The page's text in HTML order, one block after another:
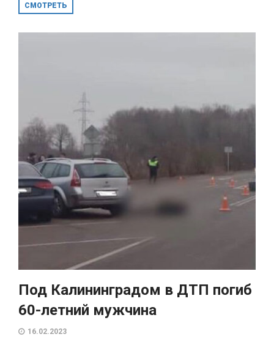
СМОТРЕТЬ
Под Калининградом в ДТП погиб
60-летний мужчина
16.02.2023